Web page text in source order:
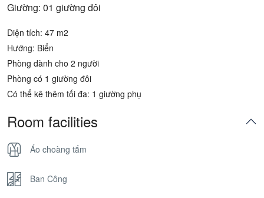
Giường: 01 giường đôi
Diện tích: 47 m2
Hướng: Biển
Phòng dành cho 2 người
Phòng có 1 giường đôi
Có thể kê thêm tối đa: 1 giường phụ
Room facilities
Áo choàng tắm
Ban Công